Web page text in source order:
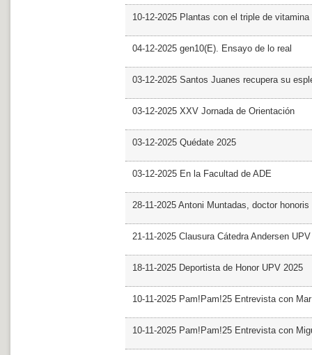
10-12-2025 Plantas con el triple de vitamina
04-12-2025 gen10(E). Ensayo de lo real
03-12-2025 Santos Juanes recupera su
03-12-2025 XXV Jornada de Orientación
03-12-2025 Quédate 2025
03-12-2025 En la Facultad de ADE
28-11-2025 Antoni Muntadas, doctor
21-11-2025 Clausura Cátedra Andersen UPV
18-11-2025 Deportista de Honor UPV 2025
10-11-2025 Pam!Pam!25 Entrevista con
10-11-2025 Pam!Pam!25 Entrevista con